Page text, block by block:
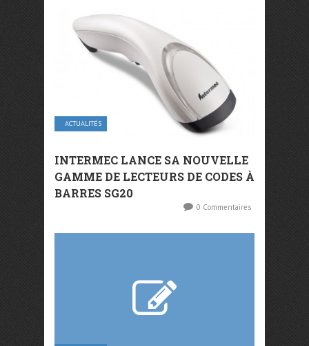
ACTUALITÉS
INTERMEC LANCE SA NOUVELLE
GAMME DE LECTEURS DE CODES À
BARRES SG20
0 Commentaires